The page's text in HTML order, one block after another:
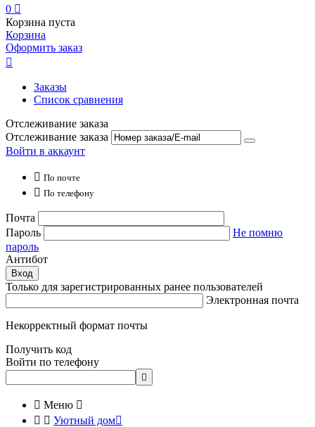
0 
Корзина пуста
Корзина
Оформить заказ

Заказы
Список сравнения
Отслеживание заказа
Отслеживание заказа
Войти в аккаунт
 По почте
 По телефону
Почта
Пароль
Не помню
пароль
Антибот
Вход
Только для зарегистрированных ранее пользователей
Электронная почта
Некорректный формат почты
Получить код
Войти по телефону

 Меню 
  Уютный дом